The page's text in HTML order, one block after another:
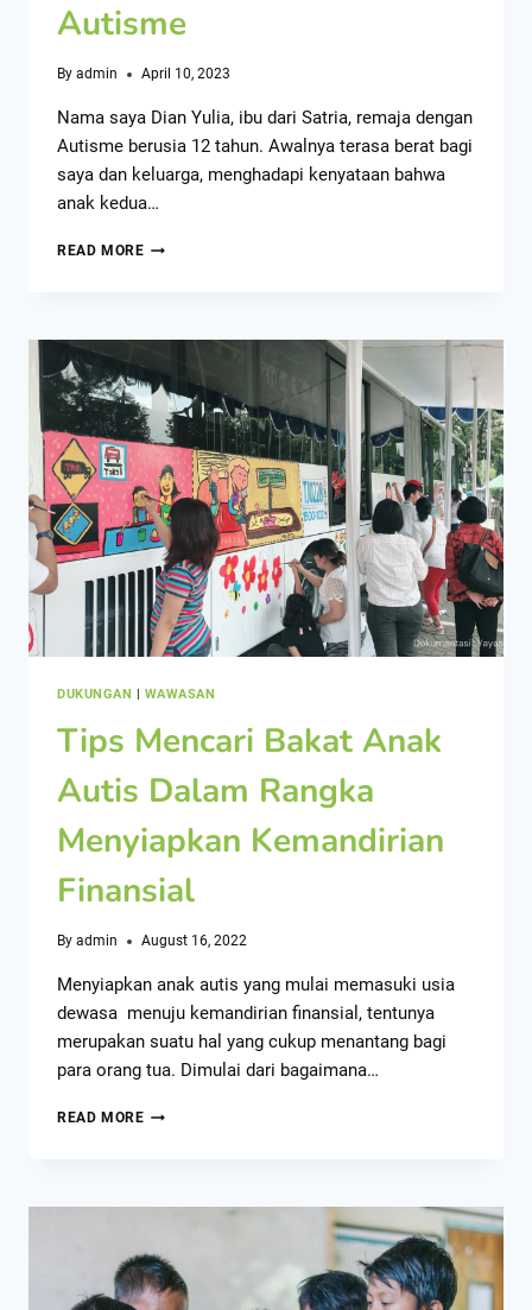
Autisme
By admin April 10, 2023
Nama saya Dian Yulia, ibu dari Satria, remaja dengan
Autisme berusia 12 tahun. Awalnya terasa berat bagi
saya dan keluarga, menghadapi kenyataan bahwa
anak kedua…
READ MORE
DUKUNGAN | WAWASAN
Tips Mencari Bakat Anak
Autis Dalam Rangka
Menyiapkan Kemandirian
Finansial
By admin August 16, 2022
Menyiapkan anak autis yang mulai memasuki usia
dewasa menuju kemandirian finansial, tentunya
merupakan suatu hal yang cukup menantang bagi
para orang tua. Dimulai dari bagaimana…
READ MORE